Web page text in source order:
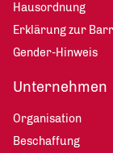
Hausordnung
Erklärung zur
Gender-Hinweis
Unternehmen
Organisation
Beschaffung